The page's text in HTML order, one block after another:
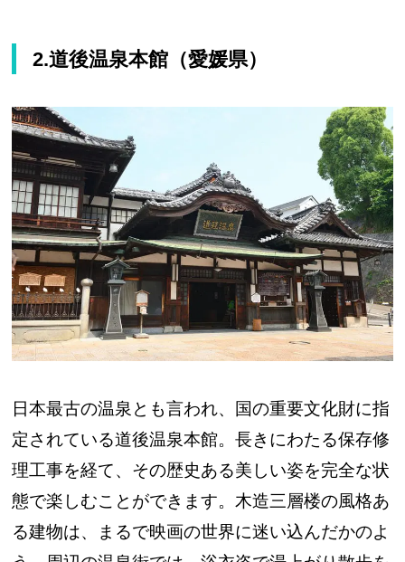
2.道後温泉本館（愛媛県）
日本最古の温泉とも言われ、国の重要文化財に指
定されている道後温泉本館。長きにわたる保存修
理工事を経て、その歴史ある美しい姿を完全な状
態で楽しむことができます。木造三層楼の風格あ
る建物は、まるで映画の世界に迷い込んだかのよ